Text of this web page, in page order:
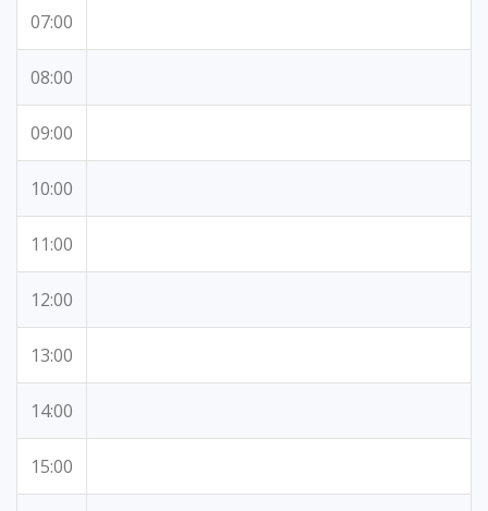
07:00
08:00
09:00
10:00
11:00
12:00
13:00
14:00
15:00